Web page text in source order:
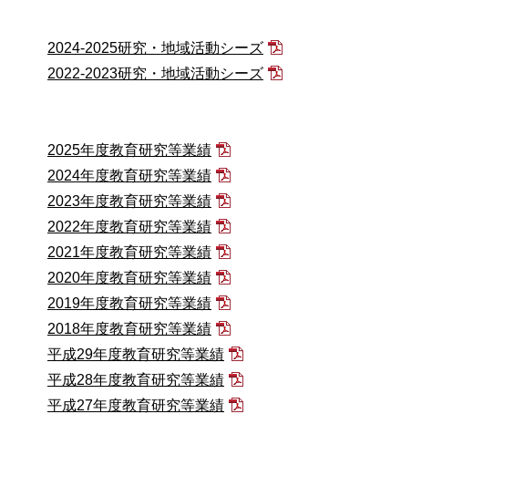
2024-2025研究・地域活動シーズ
2022-2023研究・地域活動シーズ
2025年度教育研究等業績
2024年度教育研究等業績
2023年度教育研究等業績
2022年度教育研究等業績
2021年度教育研究等業績
2020年度教育研究等業績
2019年度教育研究等業績
2018年度教育研究等業績
平成29年度教育研究等業績
平成28年度教育研究等業績
平成27年度教育研究等業績